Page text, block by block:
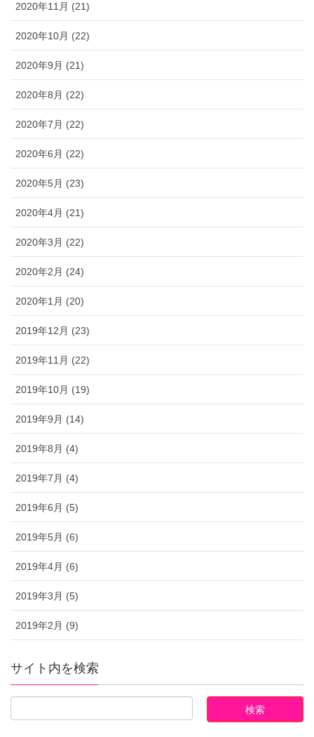
2020年11月 (21)
2020年10月 (22)
2020年9月 (21)
2020年8月 (22)
2020年7月 (22)
2020年6月 (22)
2020年5月 (23)
2020年4月 (21)
2020年3月 (22)
2020年2月 (24)
2020年1月 (20)
2019年12月 (23)
2019年11月 (22)
2019年10月 (19)
2019年9月 (14)
2019年8月 (4)
2019年7月 (4)
2019年6月 (5)
2019年5月 (6)
2019年4月 (6)
2019年3月 (5)
2019年2月 (9)
サイト内を検索